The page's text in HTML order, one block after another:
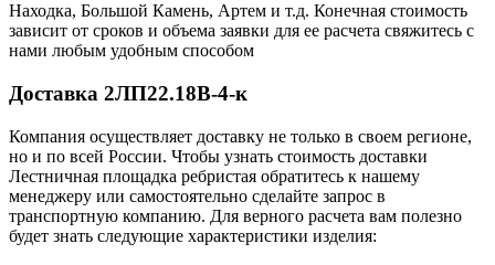
Находка, Большой Камень, Артем и т.д. Конечная стоимость
зависит от сроков и объема заявки для ее расчета свяжитесь с
нами любым удобным способом
Доставка 2ЛП22.18В-4-к
Компания осуществляет доставку не только в своем регионе,
но и по всей России. Чтобы узнать стоимость доставки
Лестничная площадка ребристая обратитесь к нашему
менеджеру или самостоятельно сделайте запрос в
транспортную компанию. Для верного расчета вам полезно
будет знать следующие характеристики изделия: